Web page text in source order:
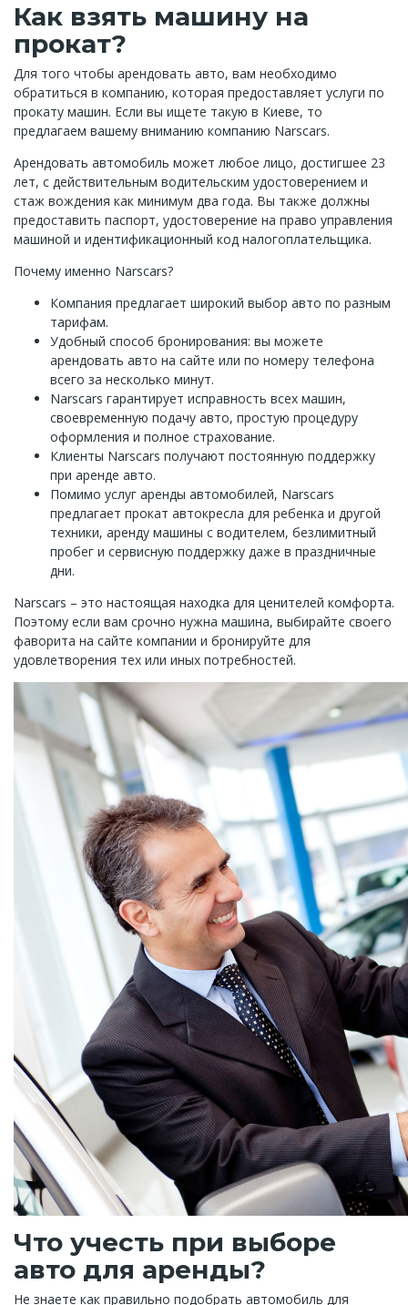
Как взять машину на
прокат?
Для того чтобы арендовать авто, вам необходимо
обратиться в компанию, которая предоставляет услуги по
прокату машин. Если вы ищете такую в Киеве, то
предлагаем вашему вниманию компанию Narscars.
Арендовать автомобиль может любое лицо, достигшее 23
лет, с действительным водительским удостоверением и
стаж вождения как минимум два года. Вы также должны
предоставить паспорт, удостоверение на право управления
машиной и идентификационный код налогоплательщика.
Почему именно Narscars?
Компания предлагает широкий выбор авто по разным
тарифам.
Удобный способ бронирования: вы можете
арендовать авто на сайте или по номеру телефона
всего за несколько минут.
Narscars гарантирует исправность всех машин,
своевременную подачу авто, простую процедуру
оформления и полное страхование.
Клиенты Narscars получают постоянную поддержку
при аренде авто.
Помимо услуг аренды автомобилей, Narscars
предлагает прокат автокресла для ребенка и другой
техники, аренду машины с водителем, безлимитный
пробег и сервисную поддержку даже в праздничные
дни.
Narscars – это настоящая находка для ценителей комфорта.
Поэтому если вам срочно нужна машина, выбирайте своего
фаворита на сайте компании и бронируйте для
удовлетворения тех или иных потребностей.
Что учесть при выборе
авто для аренды?
Не знаете как правильно подобрать автомобиль для